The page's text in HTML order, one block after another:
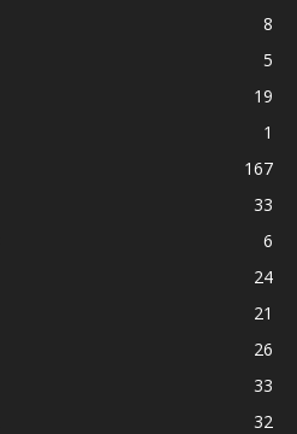
8
5
19
1
167
33
6
24
21
26
33
32